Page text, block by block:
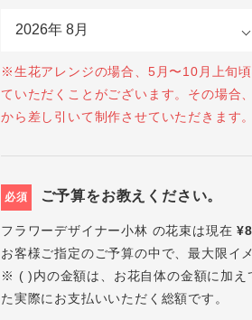
※生花アレンジの場合、5月〜10月上旬
ていただくことがございます。その場合
から差し引いて制作させていただきます。
必須 ご予算をお教えください。
フラワーデザイナー小林 の花束は現在
お客様ご指定のご予算の中で、最大限イ
※ ( )内の金額は、お花自体の金額に加え
た実際にお支払いいただく総額です。